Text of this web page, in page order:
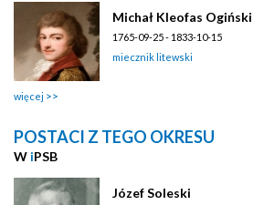
Michał Kleofas Ogiński
1765-09-25 - 1833-10-15
miecznik litewski
więcej
POSTACI Z TEGO OKRESU
W iPSB
Józef Soleski